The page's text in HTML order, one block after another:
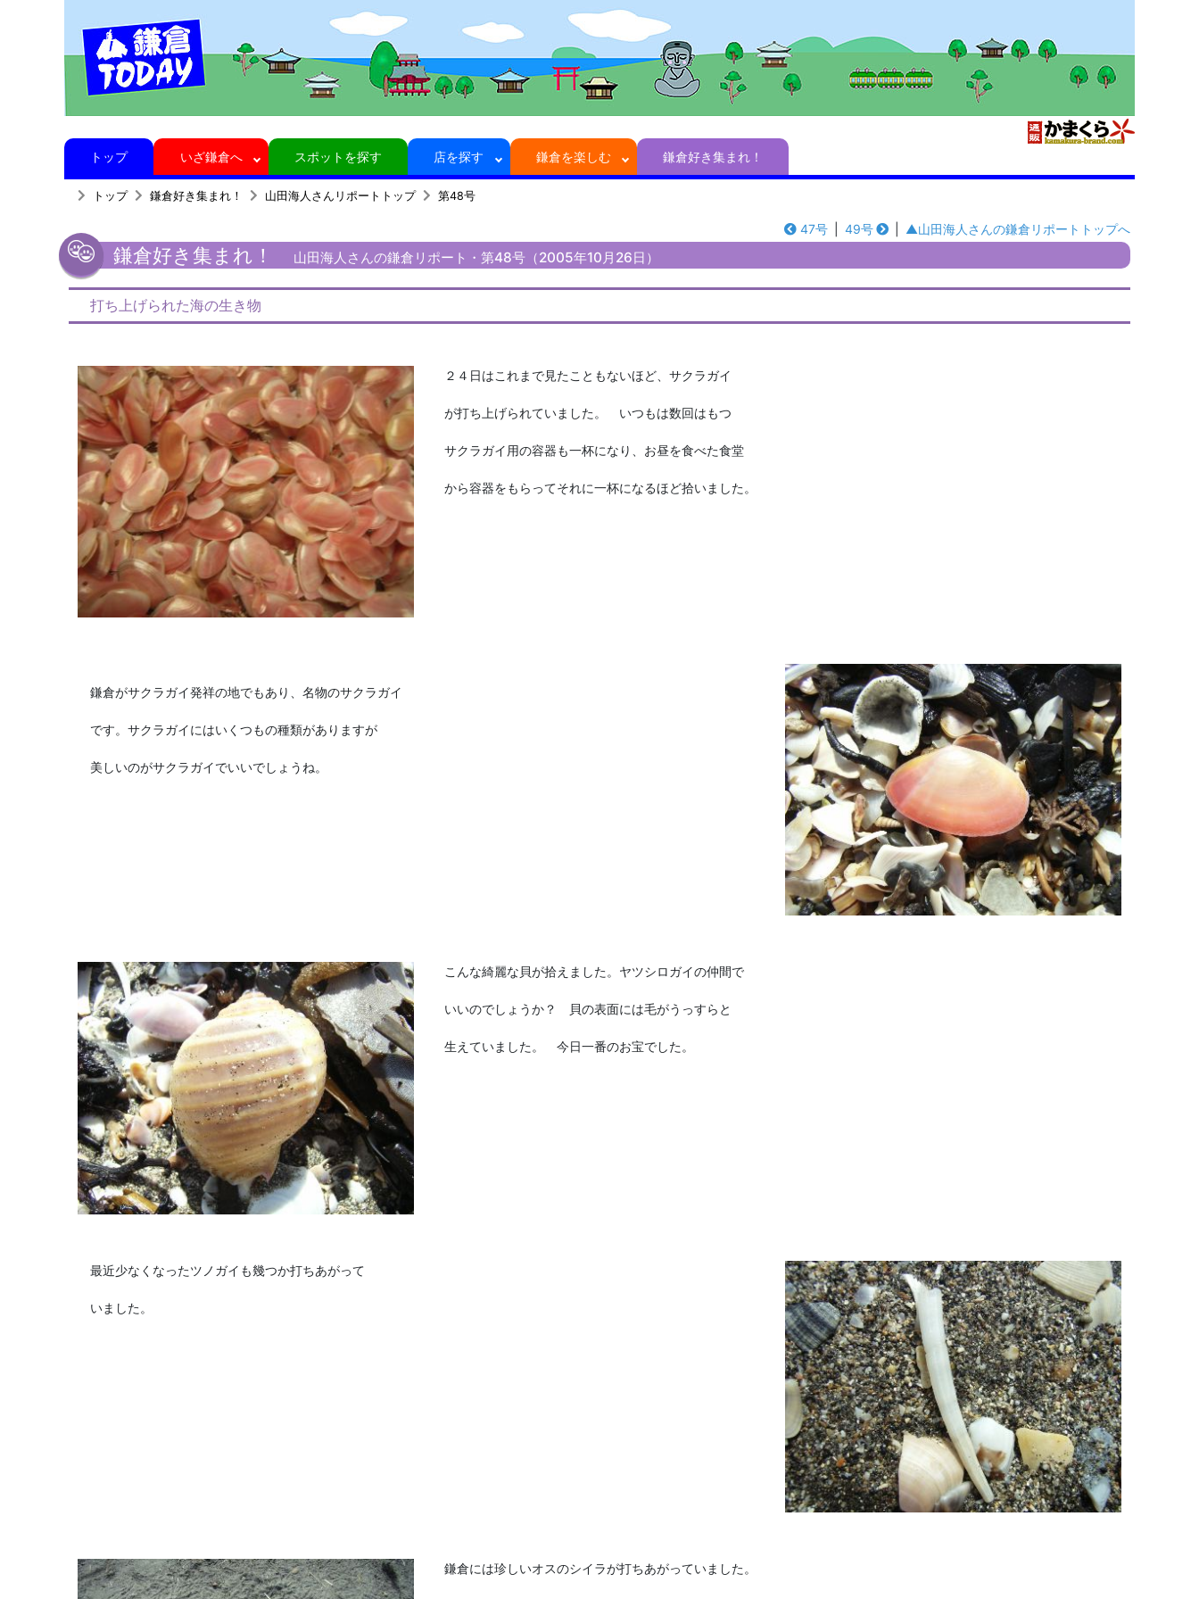
トップ いざ鎌倉へ スポットを探す 店を探す 鎌倉を楽しむ 鎌倉好き集まれ！
トップ 鎌倉好き集まれ！ 山田海人さんリポートトップ 第48号
47号 49号 ▲山田海人さんの鎌倉リポートトップへ
鎌倉好き集まれ！ 山田海人さんの鎌倉リポート・第48号（2005年10月26日）
打ち上げられた海の生き物
２４日はこれまで見たこともないほど、サクラガイ
が打ち上げられていました。 いつもは数回はもつ
サクラガイ用の容器も一杯になり、お昼を食べた食堂
から容器をもらってそれに一杯になるほど拾いました。
鎌倉がサクラガイ発祥の地でもあり、名物のサクラガイ
です。サクラガイにはいくつもの種類がありますが
美しいのがサクラガイでいいでしょうね。
こんな綺麗な貝が拾えました。ヤツシロガイの仲間で
いいのでしょうか？ 貝の表面には毛がうっすらと
生えていました。 今日一番のお宝でした。
最近少なくなったツノガイも幾つか打ちあがって
いました。
鎌倉には珍しいオスのシイラが打ちあがっていました。